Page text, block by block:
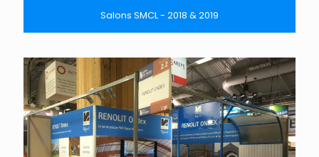
Salons SMCL - 2018 & 2019